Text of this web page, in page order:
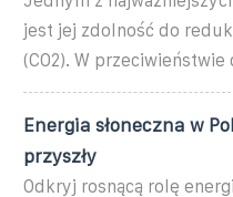
jest jej zdolność do
(CO2). W
Energia słoneczna w
przyszły
Odkryj rosnącą rolę